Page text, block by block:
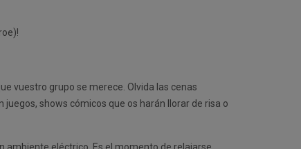
vuestro grupo se merece. Olvida las cenas
shows cómicos que os harán llorar de risa o